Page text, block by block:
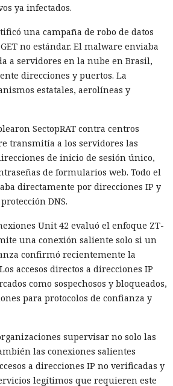
ya infectados.
una campaña de robo de datos
no estándar. El malware enviaba
a servidores en la nube en Brasil,
direcciones y puertos. La
estatales, aerolíneas y
SectopRAT contra centros
transmitía a los servidores las
de inicio de sesión único,
de formularios web. Todo el
directamente por direcciones IP y
DNS.
Unit 42 evaluó el enfoque ZT-
una conexión saliente solo si un
confirmó recientemente la
accesos directos a direcciones IP
como sospechosos y bloqueados,
para protocolos de confianza y
supervisar no solo las
las conexiones salientes
a direcciones IP no verificadas y
legítimos que requieren este